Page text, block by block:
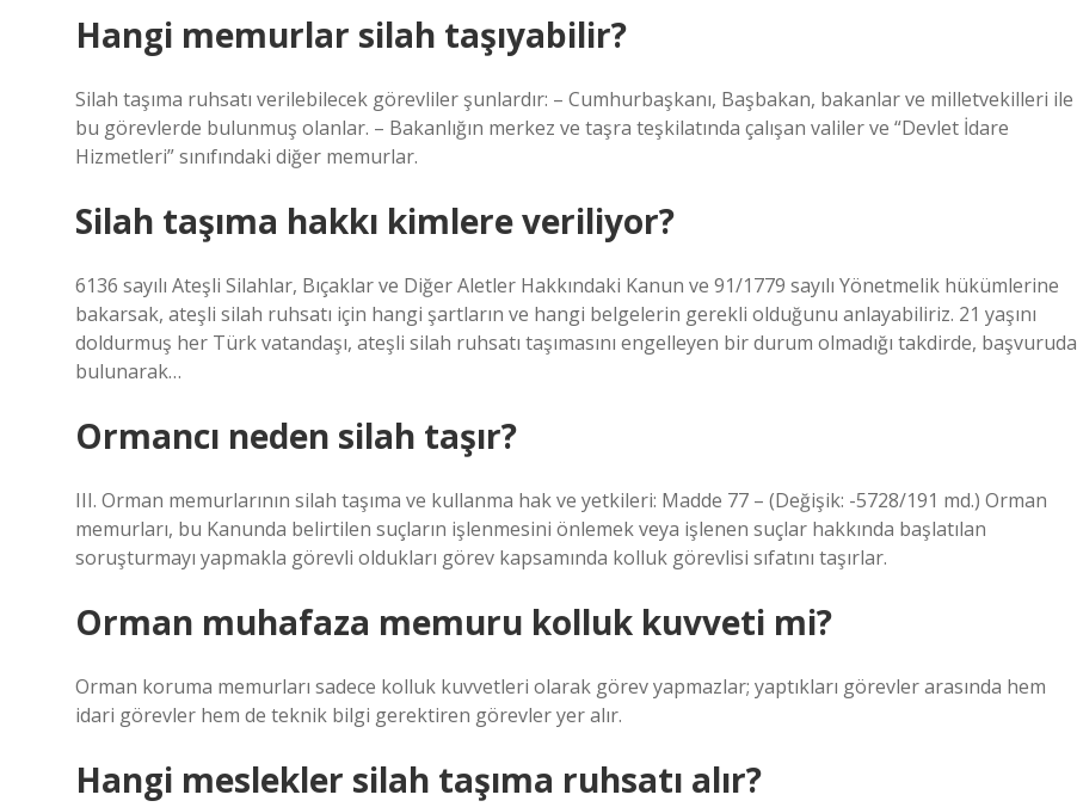
Hangi memurlar silah taşıyabilir?
Silah taşıma ruhsatı verilebilecek görevliler şunlardır: – Cumhurbaşkanı, Başbakan, bakanlar ve milletvekilleri ile
bu görevlerde bulunmuş olanlar. – Bakanlığın merkez ve taşra teşkilatında çalışan valiler ve “Devlet İdare
Hizmetleri” sınıfındaki diğer memurlar.
Silah taşıma hakkı kimlere veriliyor?
6136 sayılı Ateşli Silahlar, Bıçaklar ve Diğer Aletler Hakkındaki Kanun ve 91/1779 sayılı Yönetmelik hükümlerine
bakarsak, ateşli silah ruhsatı için hangi şartların ve hangi belgelerin gerekli olduğunu anlayabiliriz. 21 yaşını
doldurmuş her Türk vatandaşı, ateşli silah ruhsatı taşımasını engelleyen bir durum olmadığı takdirde, başvuruda
bulunarak…
Ormancı neden silah taşır?
III. Orman memurlarının silah taşıma ve kullanma hak ve yetkileri: Madde 77 – (Değişik: -5728/191 md.) Orman
memurları, bu Kanunda belirtilen suçların işlenmesini önlemek veya işlenen suçlar hakkında başlatılan
soruşturmayı yapmakla görevli oldukları görev kapsamında kolluk görevlisi sıfatını taşırlar.
Orman muhafaza memuru kolluk kuvveti mi?
Orman koruma memurları sadece kolluk kuvvetleri olarak görev yapmazlar; yaptıkları görevler arasında hem
idari görevler hem de teknik bilgi gerektiren görevler yer alır.
Hangi meslekler silah taşıma ruhsatı alır?